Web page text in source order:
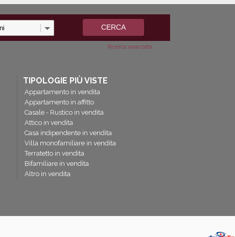
Ricerca avanzata
TIPOLOGIE PIÙ VISTE
Appartamento in vendita
Appartamento in affitto
Casale - Rustico in vendita
Attico in vendita
Casa indipendente in vendita
Villa monofamiliare in vendita
Terratetto in vendita
Bifamiliare in vendita
Altro in vendita